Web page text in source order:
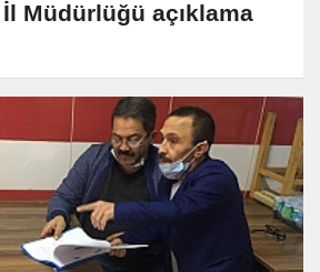
Müdürlüğü açıklama